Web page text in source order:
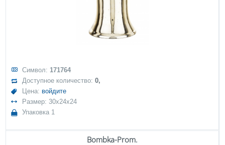
Символ: 171764
Доступное количество:0,
Цена: войдите
Размер: 30x24x24
Упаковка 1
Bombka-Prom.